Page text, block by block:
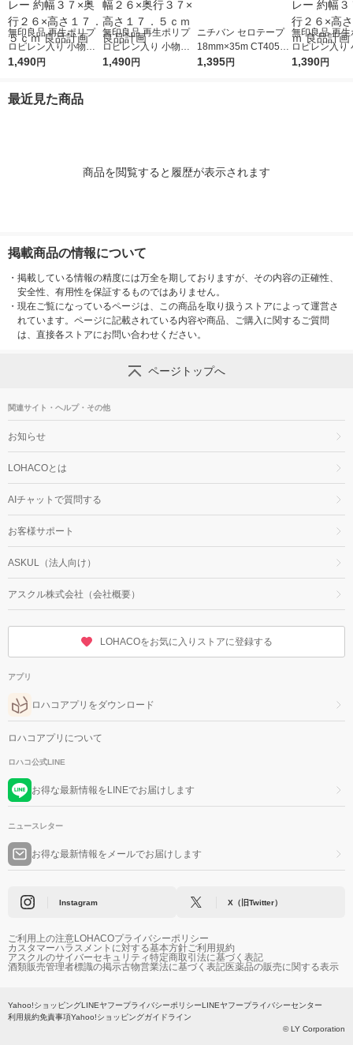
無印良品 再生ポリプ
ロピレン入り 小物収
納ケース ワイド 大 ホ
７．５ｃｍ 良品計画
1,490円
無印良品 再生ポリプ
ロピレン入り 小物収
納ケース 大 ホワイト
1,490円
ニチバン セロテープ
18mm×35m CT405A
P-18 1パック（10巻
1,395円
無印良品 再生
ロピレン入り
納ケース ワイ
1,390円
最近見た商品
商品を閲覧すると履歴が表示されます
掲載商品の情報について
・ 掲載している情報の精度には万全を期しておりますが、その内容の正確性、
安全性、有用性を保証するものではありません。
・ 現在ご覧になっているページは、この商品を取り扱うストアによって運営さ
れています。ページに記載されている内容や商品、ご購入に関するご質問
は、直接各ストアにお問い合わせください。
ページトップへ
関連サイト・ヘルプ・その他
お知らせ
LOHACOとは
AIチャットで質問する
お客様サポート
ASKUL（法人向け）
アスクル株式会社（会社概要）
LOHACOをお気に入りストアに登録する
アプリ
ロハコアプリをダウンロード
ロハコアプリについて
ロハコ公式LINE
お得な最新情報をLINEでお届けします
ニュースレター
お得な最新情報をメールでお届けします
Instagram X（旧Twitter）
ご利用上の注意LOHACOプライバシーポリシー
カスタマーハラスメントに対する基本方針ご利用規約
アスクルのサイバーセキュリティ特定商取引法に基づく表記
酒類販売管理者標識の掲示古物営業法に基づく表記医薬品の販売に関する表示
Yahoo!ショッピングLINEヤフープライバシーポリシーLINEヤフープライバシーセンター
利用規約免責事項Yahoo!ショッピングガイドライン
© LY Corporation